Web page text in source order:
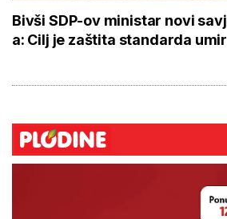
Bivši SDP-ov ministar novi
a: Cilj je zaštita standarda